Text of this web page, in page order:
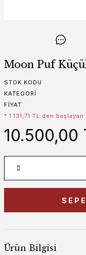
Moon Puf
STOK KODU
KATEGORI
FIYAT
* 1.131,71 TL den
10.500,00
Ürün Bilgisi